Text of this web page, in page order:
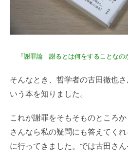
『謝罪論 謝るとは何をすることなの
そんなとき、哲学者の古田徹也
いう本を知りました。
これが謝罪をそもそものところ
さんなら私の疑問にも答えてく
に行ってきました。では古田さ